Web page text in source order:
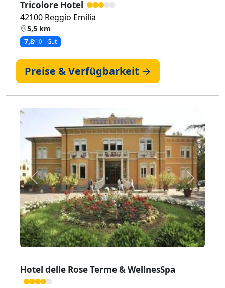
Tricolore Hotel
42100 Reggio Emilia
5,5 km
7,8/10 Gut
Preise & Verfügbarkeit →
Zurück Weiter
Hotel delle Rose Terme & WellnesSpa